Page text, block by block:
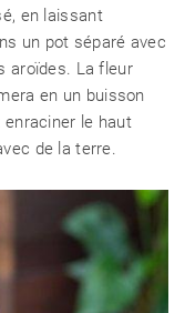
en laissant
un pot séparé avec
aroïdes. La fleur
en un buisson
le haut
de la terre.